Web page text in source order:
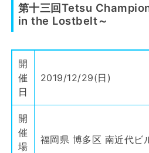
第十三回Tetsu
in the Lostbelt～
開
催
日
2019/12/29(日)
開
催
場
福岡県 博多区 南近代ビ